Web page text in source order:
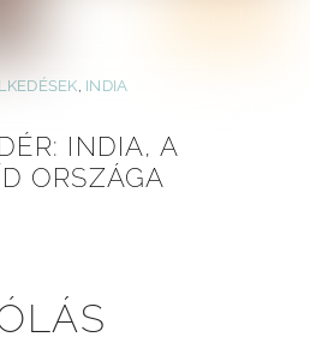
INDIA
INDIA, A
ORSZÁGA